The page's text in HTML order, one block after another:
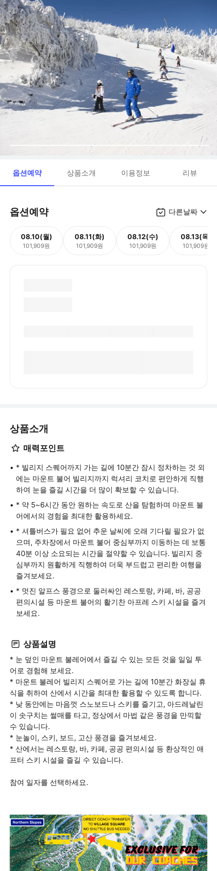
옵션예약 상품소개 이용정보 리뷰
옵션예약 다른날짜
08.10(월)
101,909원
08.11(화)
101,909원
08.12(수)
101,909원
08.13(목)
101,909원
상품소개
매력포인트
* 빌리지 스퀘어까지 가는 길에 10분간 잠시 정차하는 것 외
에는 마운트 불어 빌리지까지 럭셔리 코치로 편안하게 직행
하여 눈을 즐길 시간을 더 많이 확보할 수 있습니다.
* 약 5~6시간 동안 원하는 속도로 산을 탐험하며 마운트 불
어에서의 경험을 최대한 활용하세요.
* 셔틀버스가 필요 없어 추운 날씨에 오래 기다릴 필요가 없
으며, 주차장에서 마운트 불어 중심부까지 이동하는 데 보통
40분 이상 소요되는 시간을 절약할 수 있습니다. 빌리지 중
심부까지 원활하게 직행하여 더욱 부드럽고 편리한 여행을
즐겨보세요.
* 멋진 알프스 풍경으로 둘러싸인 레스토랑, 카페, 바, 공공
편의시설 등 마운트 불어의 활기찬 아프레 스키 시설을 즐겨
보세요.
상품설명
* 눈 덮인 마운트 불레어에서 즐길 수 있는 모든 것을 일일 투
어로 경험해 보세요.
* 마운트 불레어 빌리지 스퀘어로 가는 길에 10분간 화장실 휴
식을 취하여 산에서 시간을 최대한 활용할 수 있도록 합니다.
* 낮 동안에는 마음껏 스노보드나 스키를 즐기고, 아드레날린
이 솟구치는 썰매를 타고, 정상에서 마법 같은 풍경을 만끽할
수 있습니다.
* 눈놀이, 스키, 보드, 고산 풍경을 즐겨보세요.
* 산에서는 레스토랑, 바, 카페, 공공 편의시설 등 환상적인 애
프터 스키 시설을 즐길 수 있습니다.
참여 일자를 선택하세요.